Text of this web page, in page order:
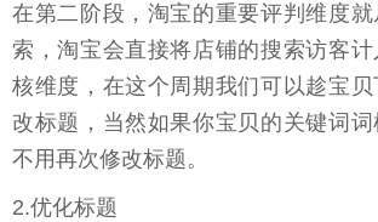
在第二阶段，淘宝的重要评判维度
索，淘宝会直接将店铺的搜索访客
核维度，在这个周期我们可以趁宝
改标题，当然如果你宝贝的关键词
不用再次修改标题。
2.优化标题